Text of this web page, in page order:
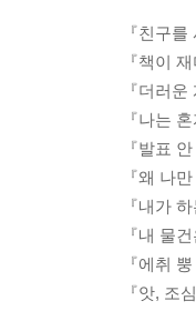
『친구를
『책이
『더러운
『나는
『발표
『왜 나
『내가
『내 물
『에취
『앗, 조